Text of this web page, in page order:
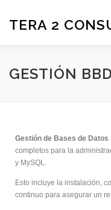
TERA 2
LA EMPRESA
CONTACTO
GESTIÓN
Gestión de Bases de Datos
completos para la
y MySQL.
Esto incluye la instalación,
continuo para asegurar un